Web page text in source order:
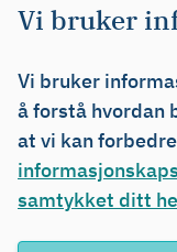
Vi bruker
Vi bruker
å forstå hvordan
at vi kan
samtykket ditt